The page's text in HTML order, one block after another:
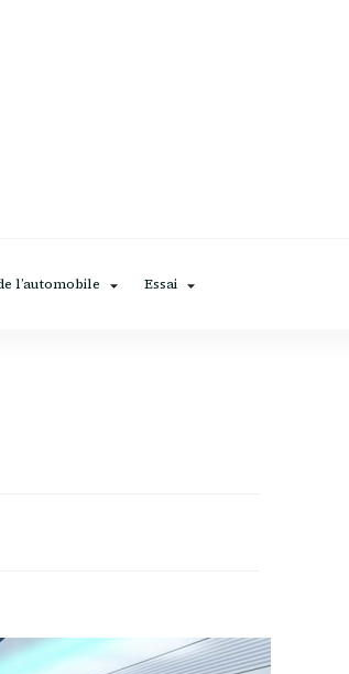
l’automobile Essai